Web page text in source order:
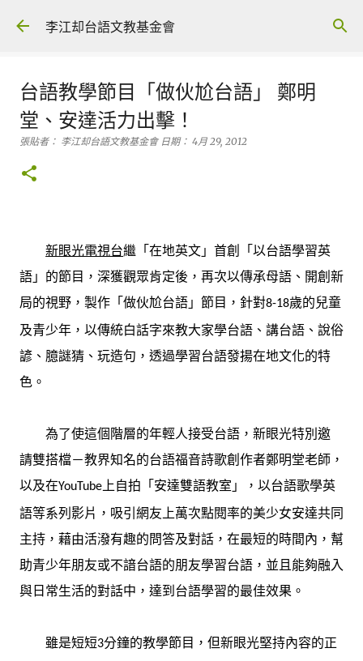
跳到主要內容
李江却台語文教基金會
台語教學節目「做伙尬台語」 鄭明
堂、安達活力出擊！
張貼者： 李江却台語文教基金會 日期： 4月 29, 2012
新眼光電視台繼「在地英文」首創「以台語學習英
語」的節目，深獲觀眾肯定後，再次以傳承母語、開創新
局的視野，製作「做伙尬台語」節目，針對8-18歲的兒童
及青少年，以傳統白話字來教大家學台語、講台語、說俗
諺、臆謎猜、玩造句，透過學習台語發揚在地文化的特
色。
為了使這個階層的年輕人接受台語，新眼光特別邀
請雙搭檔－教界知名的台語福音詩歌創作者鄭明堂老師，
以及在YouTube上自拍「安達雙語教室」，以台語歌學英
語等系列影片，吸引網友上萬次點閱率的美少女安達共同
主持，藉由活潑有趣的問答及對話，在最短的時間內，幫
助青少年朋友或不諳台語的朋友學習台語，並且能夠融入
與日常生活的對話中，達到台語學習的最佳效果。
雖是短短3分鐘的教學節目，但新眼光堅持內容的正